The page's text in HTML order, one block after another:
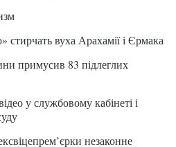
вуха Арахамії і Єрмака
примусив 83 підлеглих
у службовому кабінеті і
незаконне